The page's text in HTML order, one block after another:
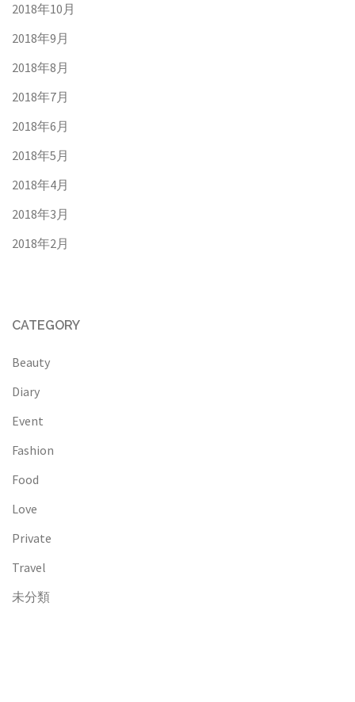
2018年10月
2018年9月
2018年8月
2018年7月
2018年6月
2018年5月
2018年4月
2018年3月
2018年2月
CATEGORY
Beauty
Diary
Event
Fashion
Food
Love
Private
Travel
未分類